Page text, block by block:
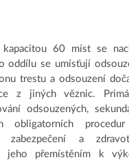
60 míst se
oddílu se umísťují
trestu a odsouzení
z jiných věznic.
odsouzených,
obligatorních
zabezpečení a
jeho přemístěním k